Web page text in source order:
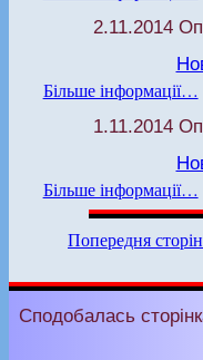
2.11.2014
Більше інформації…
1.11.2014
Більше інформації…
Попередня
Сподобалась